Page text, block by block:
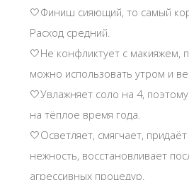
🤍Финиш сияющий, то самый
Расход средний.
🤍Не конфликтует с макияжем,
можно использовать утром и
🤍Увлажняет соло на 4,
на тёплое время года.
🤍Осветляет, смягчает, придаёт
нежность, восстановливает
агрессивных процедур.